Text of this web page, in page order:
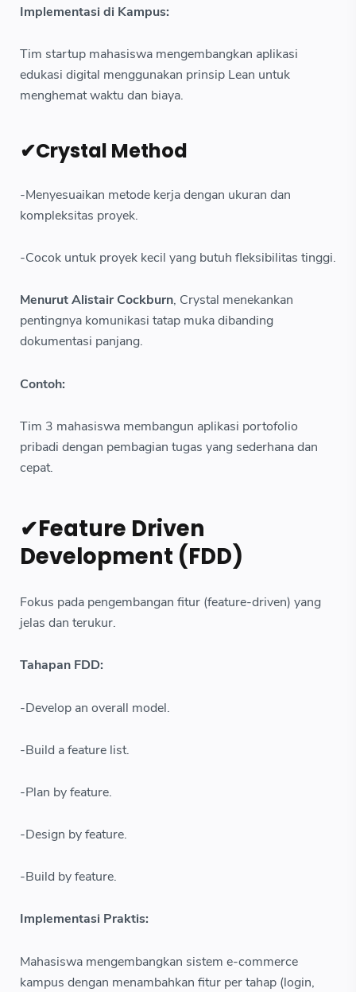
Implementasi di Kampus:
Tim startup mahasiswa mengembangkan aplikasi
edukasi digital menggunakan prinsip Lean untuk
menghemat waktu dan biaya.
✔Crystal Method
-Menyesuaikan metode kerja dengan ukuran dan
kompleksitas proyek.
-Cocok untuk proyek kecil yang butuh fleksibilitas tinggi.
Menurut Alistair Cockburn, Crystal menekankan
pentingnya komunikasi tatap muka dibanding
dokumentasi panjang.
Contoh:
Tim 3 mahasiswa membangun aplikasi portofolio
pribadi dengan pembagian tugas yang sederhana dan
cepat.
✔Feature Driven
Development (FDD)
Fokus pada pengembangan fitur (feature-driven) yang
jelas dan terukur.
Tahapan FDD:
-Develop an overall model.
-Build a feature list.
-Plan by feature.
-Design by feature.
-Build by feature.
Implementasi Praktis:
Mahasiswa mengembangkan sistem e-commerce
kampus dengan menambahkan fitur per tahap (login,